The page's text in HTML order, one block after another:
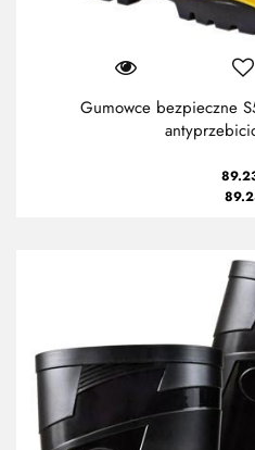
Gumowce bezpieczne